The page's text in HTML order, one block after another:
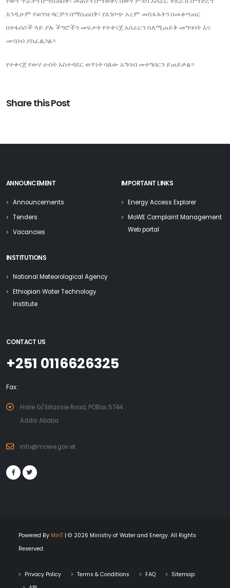
እንዲሁም የወንዝ ዳርቻን በማስጠበቅ፣ የእንቦጭ አረም መስፋፋትን በመቆጣጠር
በተፋሰሶች ላይ ያሉ ችግሮችን መፍታት የተቀናጀ አሰራርን ስለሚጠይቅ መግባባት እና
መናበብ ያስፈልጋል።
የተቀናጀ የውሃ ሀብት አስተዳደር ወጥነት ባለው አግባብ መተግበርን ይጠይቃል።
Share this Post
ANNOUNCEMENT
Announcements
Tenders
Vacancies
IMPORTANT LINKS
Energy Access Explorer
MoWE Complaint Management
Web portal
INSTITUTIONS
National Meteorological Agency
Ethiopian Water Technology
Institute
CONTACT US
+251 0116626325
Fax:
Haile G/Sillassie Road, POBox 5744
Addis Ababa
info@mowe.gov.et
Powered By MinT | © 2026 Ministry of Water and Energy. All Rights
Reserved.
Privacy Policy Terms & Conditions FAQ
Sitemap